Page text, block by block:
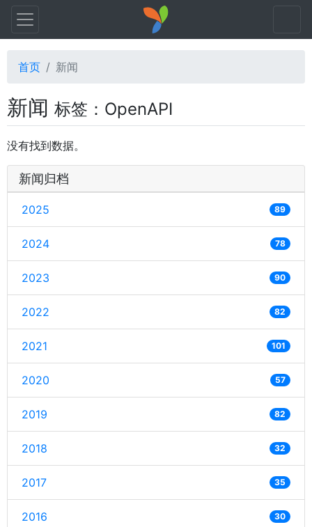
首页 新闻
新闻 标签：OpenAPI
没有找到数据。
新闻归档
2025 89
2024 78
2023 90
2022 82
2021 101
2020 57
2019 82
2018 32
2017 35
2016 30